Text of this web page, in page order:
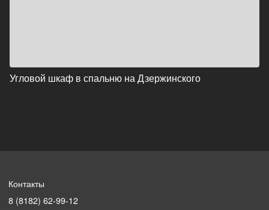
Угловой шкаф в спальню на Дзержинского
Контакты
8 (8182) 62-99-12